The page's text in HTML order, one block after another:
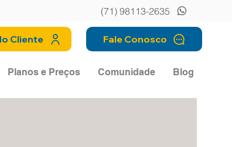
(71) 98113-2635
Cliente Fale Conosco
Planos e Preços Comunidade Blog